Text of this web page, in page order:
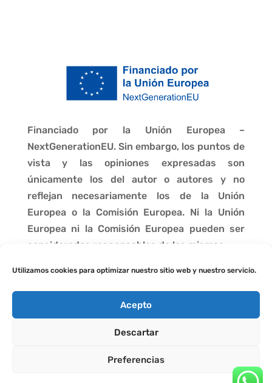
Utilizamos cookies para optimizar nuestro sitio web y nuestro servicio.
Acepto
Descartar
Preferencias
Financiado por la Unión Europea –
NextGenerationEU. Sin embargo, los puntos de
vista y las opiniones expresadas son
únicamente los del autor o autores y no
reflejan necesariamente los de la Unión
Europea o la Comisión Europea. Ni la Unión
Europea ni la Comisión Europea pueden ser
consideradas responsables de las mismas.